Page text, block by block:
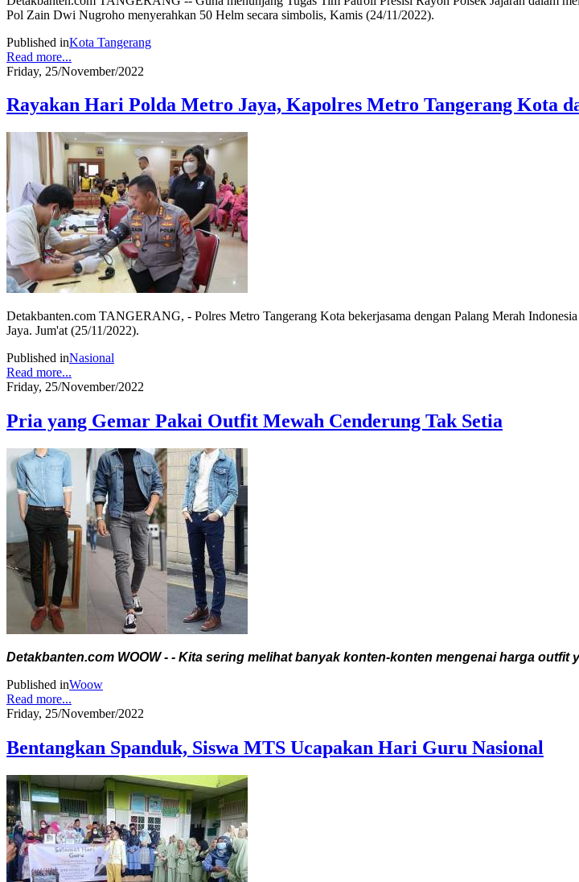
Pol Zain Dwi Nugroho menyerahkan 50 Helm secara simbolis, Kamis (24/11/2022).
Published inKota Tangerang
Read more...
Friday, 25/November/2022
Rayakan Hari Polda Metro Jaya, Kapolres Metro Tangerang Kota
Detakbanten.com TANGERANG, - Polres Metro Tangerang Kota bekerjasama dengan Palang Merah
Jaya. Jum'at (25/11/2022).
Published inNasional
Read more...
Friday, 25/November/2022
Pria yang Gemar Pakai Outfit Mewah Cenderung Tak Setia
Detakbanten.com WOOW - - Kita sering melihat banyak konten-konten mengenai harga outfit
Published inWoow
Read more...
Friday, 25/November/2022
Bentangkan Spanduk, Siswa MTS Ucapakan Hari Guru Nasional